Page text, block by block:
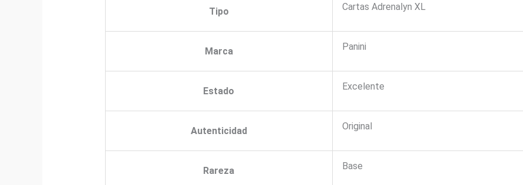
Tipo Cartas Adrenalyn XL
Marca Panini
Estado Excelente
Autenticidad Original
Rareza Base